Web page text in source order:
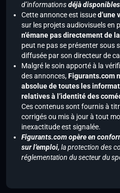
d’informationsdéjà
Cette annonce est issued’une
sur les projets audiovisuels en
n’émane pas directement de
peut ne pas se présenter sous
diffusée par son directeur de
Malgré le soin apporté à la
des annonces,Figurants.com
absolue de toutes les
relatives à l’identité des
Ces contenus sont fournis à
corrigés ou mis à jour à tout
inexactitude est signalée.
Figurants.com opère en
sur l’emploi, la protection des
réglementation du secteur du